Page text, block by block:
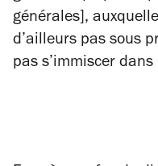
générales],
d’ailleurs pas sous
pas s’immiscer